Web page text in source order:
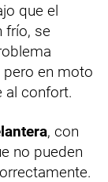
que el
frío, se
pero en moto
al confort.
, con
no pueden